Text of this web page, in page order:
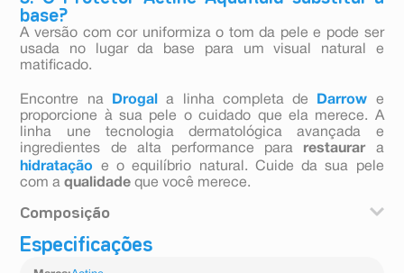
base?
A versão com cor uniformiza o tom da pele e pode ser
usada no lugar da base para um visual natural e
matificado.
Encontre na Drogal a linha completa de Darrow
e
proporcione à sua pele o cuidado que ela merece. A
linha une tecnologia dermatológica avançada e
ingredientes de alta performance para restaurara
hidratação
e o equilíbrio natural. Cuide da sua pele
com aqualidade que você merece.
Composição
AQUA (água). C12-15 ALKYL BENZOATE (benzoato de
Especificações